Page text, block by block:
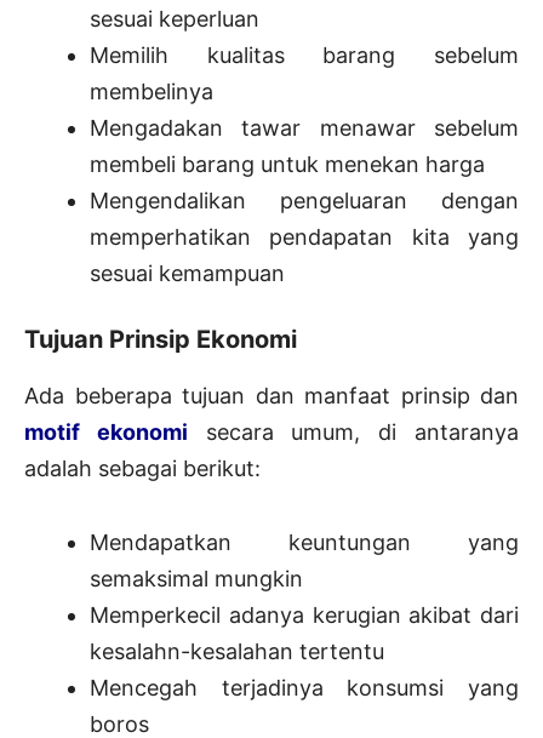
sesuai keperluan
Memilih kualitas barang sebelum
membelinya
Mengadakan tawar menawar sebelum
membeli barang untuk menekan harga
Mengendalikan pengeluaran dengan
memperhatikan pendapatan kita yang
sesuai kemampuan
Tujuan Prinsip Ekonomi
Ada beberapa tujuan dan manfaat prinsip dan
motif ekonomi secara umum, di antaranya
adalah sebagai berikut:
Mendapatkan keuntungan yang
semaksimal mungkin
Memperkecil adanya kerugian akibat dari
kesalahn-kesalahan tertentu
Mencegah terjadinya konsumsi yang
boros